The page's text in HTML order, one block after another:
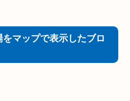
マップで表示したブロ